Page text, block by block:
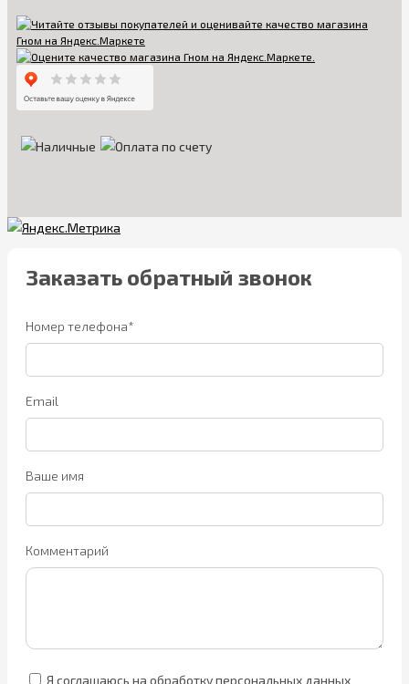
Заказать обратный звонок
Номер телефона*
Email
Ваше имя
Комментарий
Я соглашаюсь на обработку персональных данных